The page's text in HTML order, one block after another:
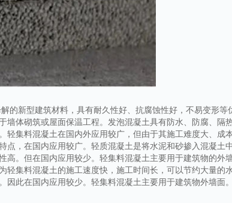
的新型建筑材料，具有耐久性好、抗腐蚀性好，不易变形等
体砌筑或屋面保温工程。发泡混凝土具有防水、防腐、隔
集料混凝土在国内外应用较广，但由于其施工难度大、成
，在国内应用较广。轻质混凝土是将水泥和砂掺入混凝土
。但在国内应用较少。轻集料混凝土主要用于建筑物的外
集料混凝土的施工速度快，施工时间长，可以节约大量的水
此在国内应用较少。轻集料混凝土主要用于建筑物外墙面。